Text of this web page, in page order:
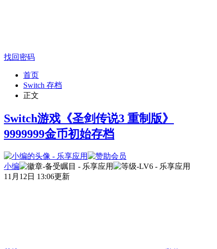
找回密码
首页
Switch 存档
正文
Switch游戏《圣剑传说3 重制版》
9999999金币初始存档
小编
11月12日 13:06更新